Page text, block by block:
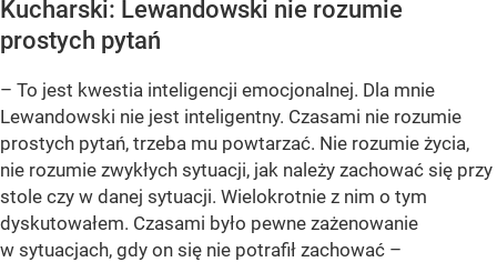
Kucharski: Lewandowski nie rozumie
prostych pytań
– To jest kwestia inteligencji emocjonalnej. Dla mnie
Lewandowski nie jest inteligentny. Czasami nie rozumie
prostych pytań, trzeba mu powtarzać. Nie rozumie życia,
nie rozumie zwykłych sytuacji, jak należy zachować się przy
stole czy w danej sytuacji. Wielokrotnie z nim o tym
dyskutowałem. Czasami było pewne zażenowanie
w sytuacjach, gdy on się nie potrafił zachować –